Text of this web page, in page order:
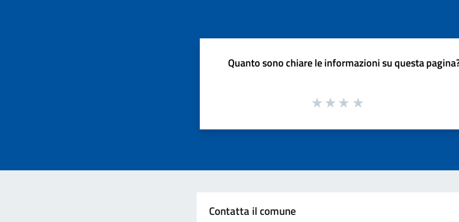
Quanto sono chiare le informazioni su questa
Contatta il comune